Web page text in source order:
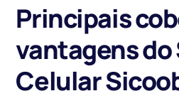
Principais
vantagens do
Celular